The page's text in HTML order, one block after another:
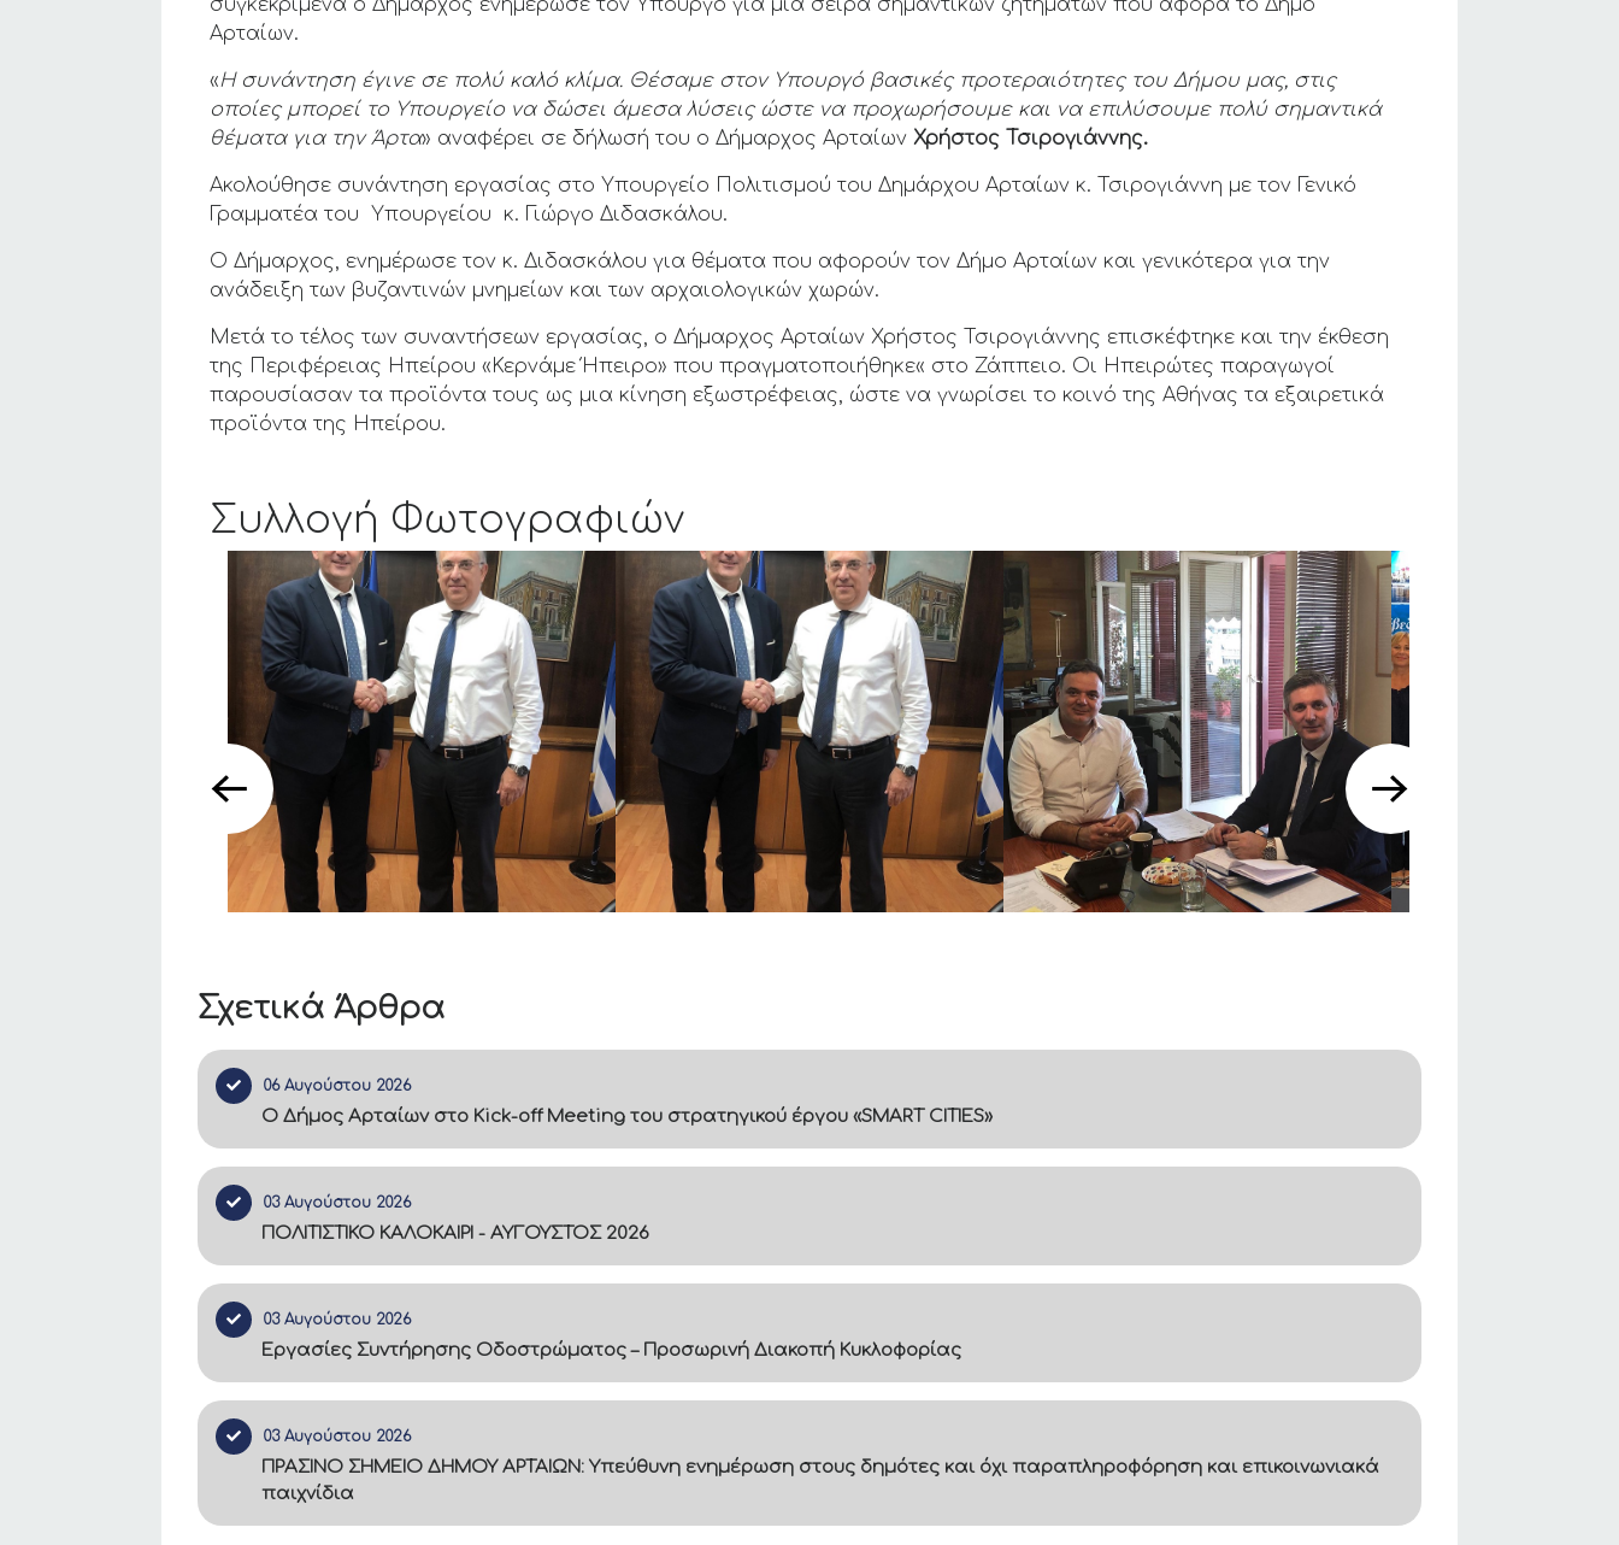
Σχετικά Άρθρα
06 Αυγούστου 2026
Ο Δήμος Αρταίων στο Kick-off Meeting του στρατηγικού έργου «SMART CITIES»
03 Αυγούστου 2026
ΠΟΛΙΤΙΣΤΙΚΟ ΚΑΛΟΚΑΙΡΙ - ΑΥΓΟΥΣΤΟΣ 2026
03 Αυγούστου 2026
Εργασίες Συντήρησης Οδοστρώματος – Προσωρινή Διακοπή Κυκλοφορίας
03 Αυγούστου 2026
ΠΡΑΣΙΝΟ ΣΗΜΕΙΟ ΔΗΜΟΥ ΑΡΤΑΙΩΝ: Υπεύθυνη ενημέρωση στους δημότες και όχι παραπληροφόρηση και επικοινωνιακά
παιχνίδια
συγκεκριμένα ο Δήμαρχος ενημέρωσε τον Υπουργό για μια σειρά σημαντικών ζητημάτων που αφορά το Δήμο
Αρταίων.
«Η συνάντηση έγινε σε πολύ καλό κλίμα. Θέσαμε στον Υπουργό βασικές προτεραιότητες του Δήμου μας, στις
οποίες μπορεί το Υπουργείο να δώσει άμεσα λύσεις ώστε να προχωρήσουμε και να επιλύσουμε πολύ σημαντικά
θέματα για την Άρτα» αναφέρει σε δήλωσή του ο Δήμαρχος ΑρταίωνΧρήστος Τσιρογιάννης.
Ακολούθησε συνάντηση εργασίας στο Υπουργείο Πολιτισμού του Δημάρχου Αρταίων κ. Τσιρογιάννη με τον Γενικό
Γραμματέα του Υπουργείου κ. Γιώργο Διδασκάλου.
Ο Δήμαρχος, ενημέρωσε τον κ. Διδασκάλου για θέματα που αφορούν τον Δήμο Αρταίων και γενικότερα για την
ανάδειξη των βυζαντινών μνημείων και των αρχαιολογικών χωρών.
Μετά το τέλος των συναντήσεων εργασίας, ο Δήμαρχος Αρταίων Χρήστος Τσιρογιάννης επισκέφτηκε και την έκθεση
της Περιφέρειας Ηπείρου «Κερνάμε Ήπειρο» που πραγματοποιήθηκε« στο Ζάππειο. Οι Ηπειρώτες παραγωγοί
παρουσίασαν τα προϊόντα τους ως μια κίνηση εξωστρέφειας, ώστε να γνωρίσει το κοινό της Αθήνας τα εξαιρετικά
προϊόντα της Ηπείρου.
Συλλογή Φωτογραφιών